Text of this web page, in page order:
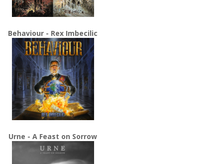
Behaviour - Rex Imbecilic
Urne - A Feast on Sorrow